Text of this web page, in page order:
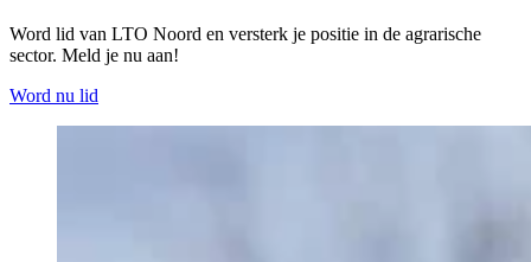
Word lid van LTO Noord en versterk je positie in de agrarische
sector. Meld je nu aan!
Word nu lid